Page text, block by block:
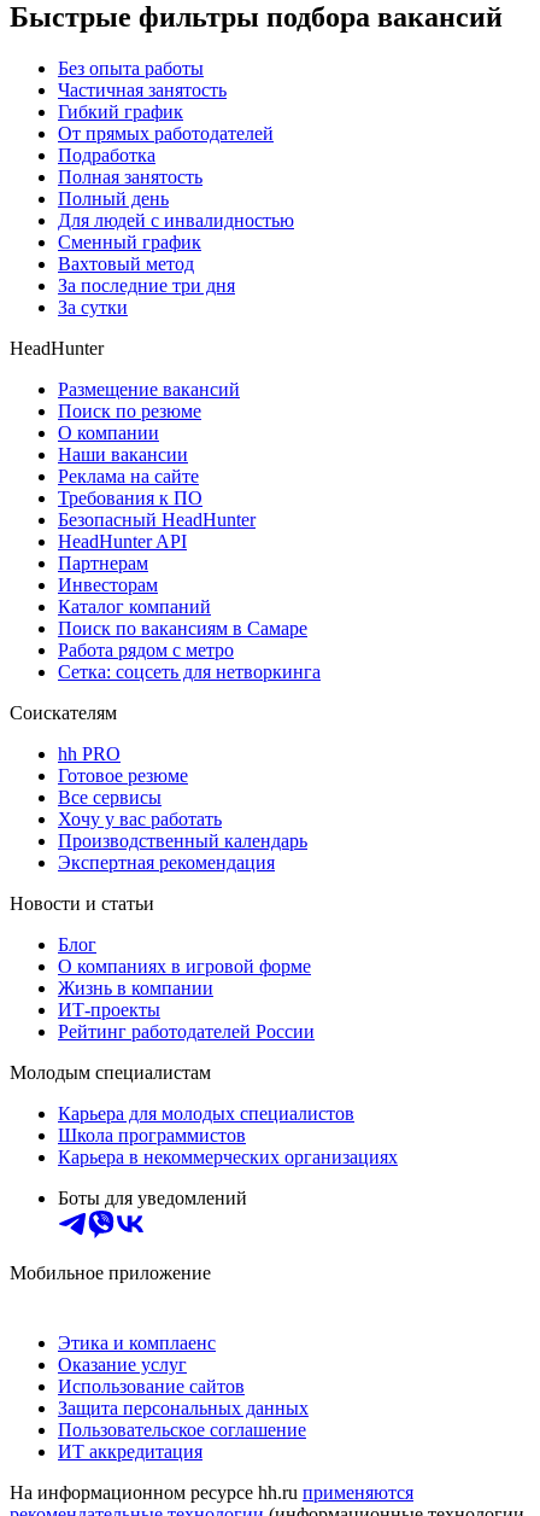
Быстрые фильтры подбора вакансий
Без опыта работы
Частичная занятость
Гибкий график
От прямых работодателей
Подработка
Полная занятость
Полный день
Для людей с инвалидностью
Сменный график
Вахтовый метод
За последние три дня
За сутки
HeadHunter
Размещение вакансий
Поиск по резюме
О компании
Наши вакансии
Реклама на сайте
Требования к ПО
Безопасный HeadHunter
HeadHunter API
Партнерам
Инвесторам
Каталог компаний
Поиск по вакансиям в Самаре
Работа рядом с метро
Сетка: соцсеть для нетворкинга
Соискателям
hh PRO
Готовое резюме
Все сервисы
Хочу у вас работать
Производственный календарь
Экспертная рекомендация
Новости и статьи
Блог
О компаниях в игровой форме
Жизнь в компании
ИТ-проекты
Рейтинг работодателей России
Молодым специалистам
Карьера для молодых специалистов
Школа программистов
Карьера в некоммерческих организациях
Боты для уведомлений
Мобильное приложение
Этика и комплаенс
Оказание услуг
Использование сайтов
Защита персональных данных
Пользовательское соглашение
ИТ аккредитация
На информационном ресурсе hh.ru применяются